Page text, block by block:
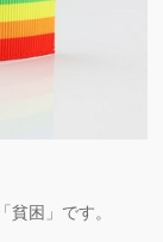
困」です。